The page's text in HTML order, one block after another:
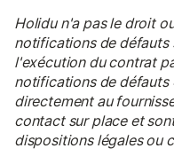
Holidu n'a pas le droit
notifications de défauts
l'exécution du contrat
notifications de défauts
directement au
contact sur place et
dispositions légales ou